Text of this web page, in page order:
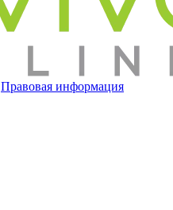
Правовая информация